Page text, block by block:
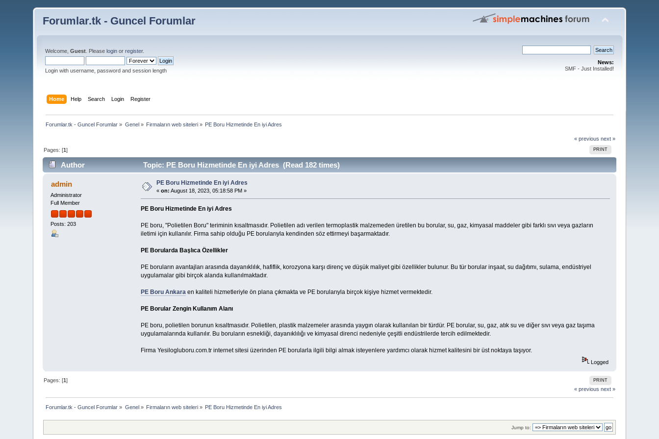
Forumlar.tk - Guncel Forumlar
Welcome,Guest . Pleaselogin orregister.
Login with username, password and session length
News:
SMF - Just Installed!
Home Help Search Login Register
Forumlar.tk - Guncel Forumlar » Genel» Firmaların web siteleri » PE Boru Hizmetinde En iyi Adres
« previous next »
PRINT
Pages: [1]
Author Topic: PE Boru Hizmetinde En iyi Adres (Read 182 times)
admin
Administrator
Full Member
Posts: 203
PE Boru Hizmetinde En iyi Adres
«on: August 18, 2023, 05:18:58 PM »
PE Boru Hizmetinde En iyi Adres
PE boru, "Polietilen Boru" teriminin kısaltmasıdır. Polietilen adı verilen termoplastik malzemeden üretilen bu borular, su, gaz, kimyasal maddeler gibi farklı sıvı veya gazların
iletimi için kullanılır. Firma sahip olduğu PE borularıyla kendinden söz ettirmeyi başarmaktadır.
PE Borularda Başlıca Özellikler
PE boruların avantajları arasında dayanıklılık, hafiflik, korozyona karşı direnç ve düşük maliyet gibi özellikler bulunur. Bu tür borular inşaat, su dağıtımı, sulama, endüstriyel
uygulamalar gibi birçok alanda kullanılmaktadır.
PE Boru Ankaraen kaliteli hizmetleriyle ön plana çıkmakta ve PE borularıyla birçok kişiye hizmet vermektedir.
PE Borular Zengin Kullanım Alanı
PE boru, polietilen borunun kısaltmasıdır. Polietilen, plastik malzemeler arasında yaygın olarak kullanılan bir türdür. PE borular, su, gaz, atık su ve diğer sıvı veya gaz taşıma
uygulamalarında kullanılır. Bu boruların esnekliği, dayanıklılığı ve kimyasal direnci nedeniyle çeşitli endüstrilerde tercih edilmektedir.
Firma Yesilogluboru.com.tr internet sitesi üzerinden PE borularla ilgili bilgi almak isteyenlere yardımcı olarak hizmet kalitesini bir üst noktaya taşıyor.
Logged
PRINT
Pages: [1]
« previous next »
Forumlar.tk - Guncel Forumlar » Genel » Firmaların web siteleri » PE Boru Hizmetinde En iyi Adres
Jump to: